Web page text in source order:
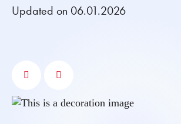
Updated on 06.01.2026